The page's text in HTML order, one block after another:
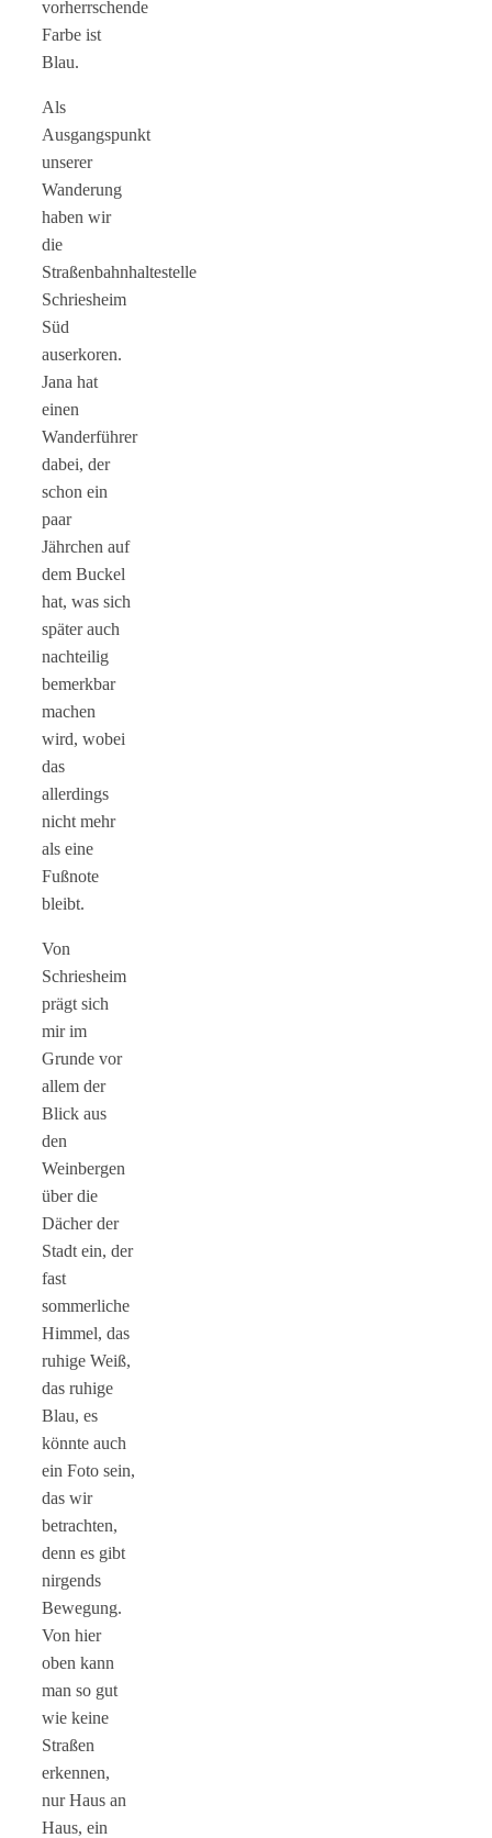
vorherrschende
Farbe ist
Blau.
Als
Ausgangspunkt
unserer
Wanderung
haben wir
die
Straßenbahnhaltestelle
Schriesheim
Süd
auserkoren.
Jana hat
einen
Wanderführer
dabei, der
schon ein
paar
Jährchen auf
dem Buckel
hat, was sich
später auch
nachteilig
bemerkbar
machen
wird, wobei
das
allerdings
nicht mehr
als eine
Fußnote
bleibt.
Von
Schriesheim
prägt sich
mir im
Grunde vor
allem der
Blick aus
den
Weinbergen
über die
Dächer der
Stadt ein, der
fast
sommerliche
Himmel, das
ruhige Weiß,
das ruhige
Blau, es
könnte auch
ein Foto sein,
das wir
betrachten,
denn es gibt
nirgends
Bewegung.
Von hier
oben kann
man so gut
wie keine
Straßen
erkennen,
nur Haus an
Haus, ein